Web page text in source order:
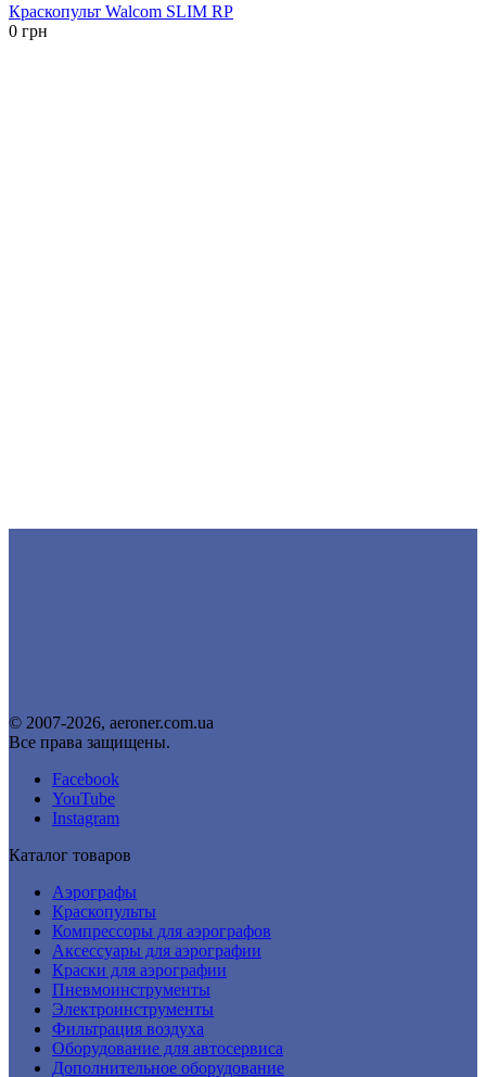
Краскопульт Walcom SLIM RP
0 грн
© 2007-2026, aeroner.com.ua
Все права защищены.
Facebook
YouTube
Instagram
Каталог товаров
Аэрографы
Краскопульты
Компрессоры для аэрографов
Аксессуары для аэрографии
Краски для аэрографии
Пневмоинструменты
Электроинструменты
Фильтрация воздуха
Оборудование для автосервиса
Дополнительное оборудование